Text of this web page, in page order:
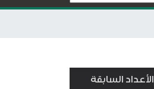
الأعداد السابقة